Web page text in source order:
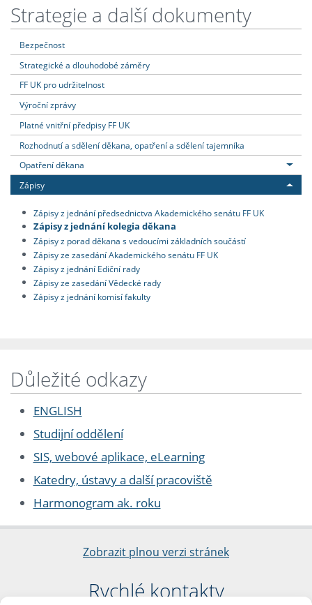
Strategie a další dokumenty
Bezpečnost
Strategické a dlouhodobé záměry
FF UK pro udržitelnost
Výroční zprávy
Platné vnitřní předpisy FF UK
Rozhodnutí a sdělení děkana, opatření a sdělení tajemníka
Opatření děkana
Zápisy
Zápisy z jednání předsednictva Akademického senátu FF UK
Zápisy z jednání kolegia děkana
Zápisy z porad děkana s vedoucími základních součástí
Zápisy ze zasedání Akademického senátu FF UK
Zápisy z jednání Ediční rady
Zápisy ze zasedání Vědecké rady
Zápisy z jednání komisí fakulty
Důležité odkazy
ENGLISH
Studijní oddělení
SIS, webové aplikace, eLearning
Katedry, ústavy a další pracoviště
Harmonogram ak. roku
Zobrazit plnou verzi stránek
Rychlé kontakty